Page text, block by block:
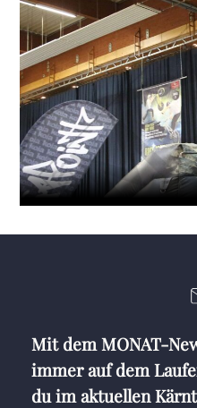
Mit dem MONAT-
immer auf dem
du im aktuellen